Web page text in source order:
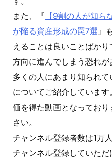
また、『 【9割の人が知
が陥る資産形成の罠7選 』
えることは良いことばか
方向に進んでしまう恐れが
多くの人にあまり知られ
についてご紹介していま
価を得た動画となってお
さい。
チャンネル登録者数は1万
チャンネル登録していた